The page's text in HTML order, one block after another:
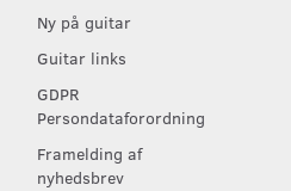
Ny på guitar
Guitar links
GDPR
Persondataforordning
Framelding af
nyhedsbrev